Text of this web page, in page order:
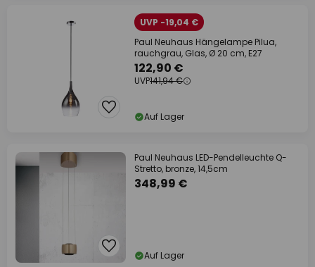
UVP -19,04 €
Paul Neuhaus Hängelampe Pilua,
rauchgrau, Glas, Ø 20 cm, E27
122,90 €
UVP141,94 €
Auf Lager
Paul Neuhaus LED-Pendelleuchte Q-
Stretto, bronze, 14,5cm
348,99 €
Auf Lager